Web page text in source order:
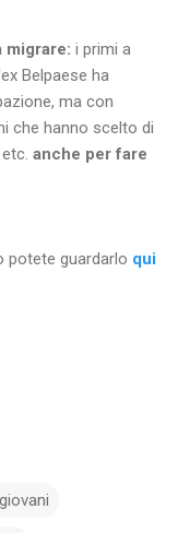
migrare: i primi a
Belpaese ha
ma con
che hanno scelto di
anche per fare
potete guardarlo qui
giovani